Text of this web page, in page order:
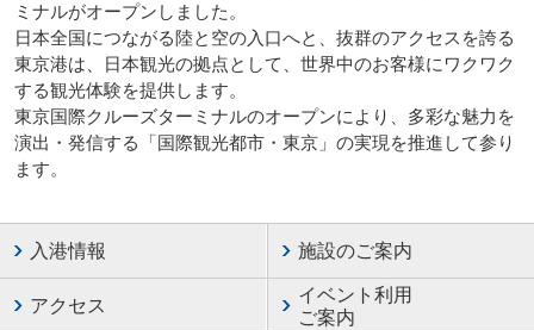
ミナルがオープンしました。
日本全国につながる陸と空の入口へと、抜群のアクセスを誇る
東京港は、日本観光の拠点として、世界中のお客様にワクワク
する観光体験を提供します。
東京国際クルーズターミナルのオープンにより、多彩な魅力を
演出・発信する「国際観光都市・東京」の実現を推進して参り
ます。
入港情報 施設のご案内
アクセス
イベント利用
ご案内